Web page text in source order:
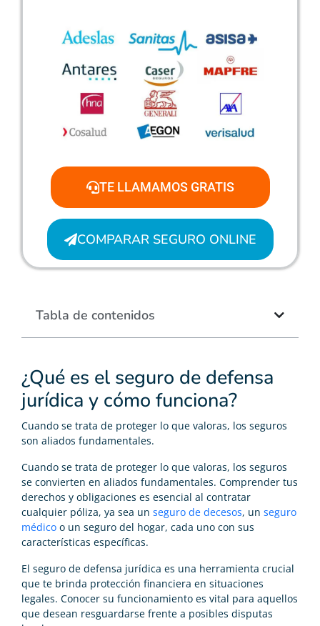
¿Qué es el seguro de defensa
jurídica y cómo funciona?
Cuando se trata de proteger lo que valoras, los seguros
son aliados fundamentales.
Cuando se trata de proteger lo que valoras, los seguros
se convierten en aliados fundamentales. Comprender tus
derechos y obligaciones es esencial al contratar
cualquier póliza, ya sea un seguro de decesos, un seguro
médico o un seguro del hogar, cada uno con sus
características específicas.
El seguro de defensa jurídica es una herramienta crucial
que te brinda protección financiera en situaciones
legales. Conocer su funcionamiento es vital para aquellos
que desean resguardarse frente a posibles disputas
TE LLAMAMOS GRATIS
COMPARAR SEGURO ONLINE
Tabla de contenidos